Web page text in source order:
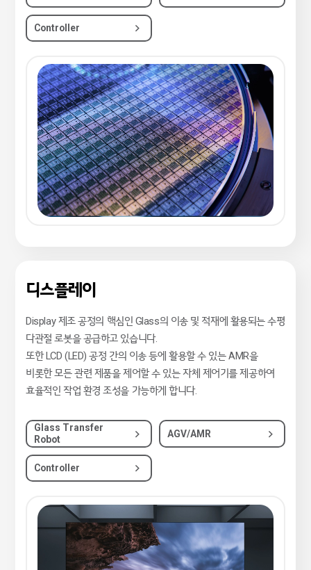
Controller
디스플레이
Display 제조 공정의 핵심인 Glass의 이송 및 적재에 활용되는 수평
다관절 로봇을 공급하고 있습니다.
또한 LCD (LED) 공정 간의 이송 등에 활용할 수 있는 AMR을
비롯한 모든 관련 제품을 제어할 수 있는 자체 제어기를 제공하여
효율적인 작업 환경 조성을 가능하게 합니다.
Glass Transfer
Robot
AGV/AMR
Controller